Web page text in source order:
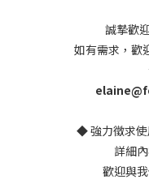
誠摯歡
如有需求，歡
◆ 強力徵求
詳細
歡迎與